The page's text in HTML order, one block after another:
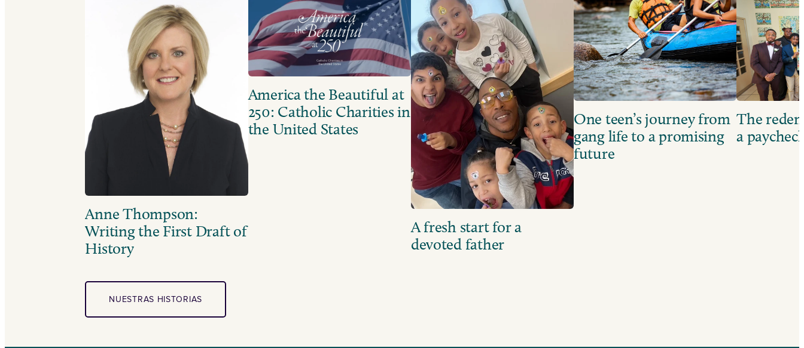
Anne Thompson:
Writing the First Draft of
History
America the Beautiful at
250: Catholic Charities in
the United States
A fresh start for a
devoted father
One teen’s journey from
gang life to a promising
future
The
a
NUESTRAS HISTORIAS